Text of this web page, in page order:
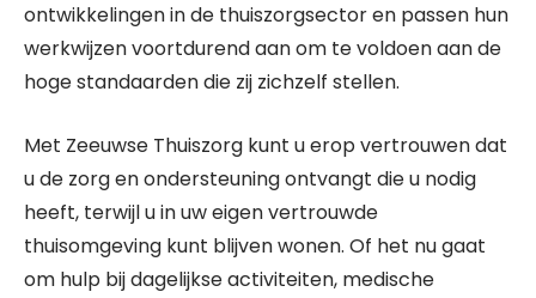
ontwikkelingen in de thuiszorgsector en passen hun
werkwijzen voortdurend aan om te voldoen aan de
hoge standaarden die zij zichzelf stellen.
Met Zeeuwse Thuiszorg kunt u erop vertrouwen dat
u de zorg en ondersteuning ontvangt die u nodig
heeft, terwijl u in uw eigen vertrouwde
thuisomgeving kunt blijven wonen. Of het nu gaat
om hulp bij dagelijkse activiteiten, medische